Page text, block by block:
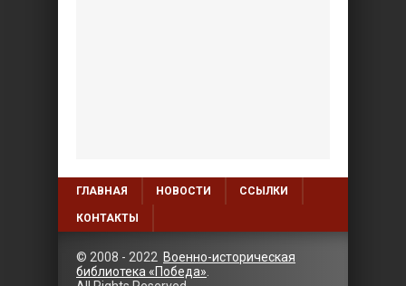
ГЛАВНАЯ НОВОСТИ ССЫЛКИ
КОНТАКТЫ
© 2008 - 2022 Военно-историческая
библиотека «Победа»